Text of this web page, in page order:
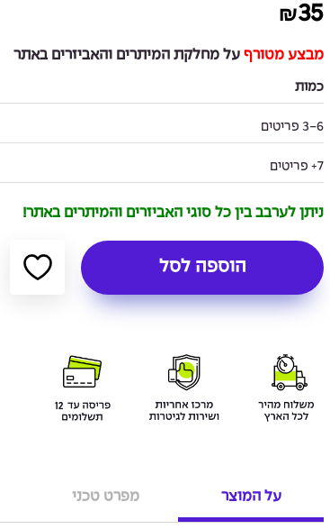
₪35
מבצע מטורף על מחלקת המיתרים והאביזרים באתר
כמות
3-6 פריטים
7+ פריטים
ניתן לערבב בין כל סוגי האביזרים והמיתרים באתר!
הוספה לסל
על המוצר מפרט טכני